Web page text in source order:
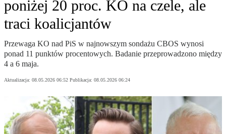
poniżej 20 proc. KO na czele, ale
traci koalicjantów
Przewaga KO nad PiS w najnowszym sondażu CBOS wynosi
ponad 11 punktów procentowych. Badanie przeprowadzono między
4 a 6 maja.
Aktualizacja: 08.05.2026 06:52 Publikacja: 08.05.2026 06:24